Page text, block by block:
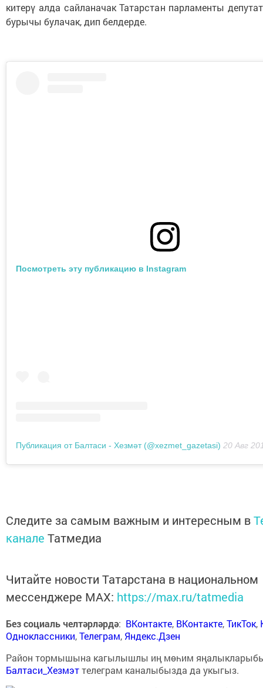
китерү алда сайланачак Татарстан парламенты
бурычы булачак, дип белдерде.
Посмотреть эту публикацию в Instagram
Публикация от Балтаси - Хезмәт (@xezmet_gazetasi) 20 Авг
Следите за самым важным и интересным в
канале Татмедиа
Читайте новости Татарстана в национальном
мессенджере MАХ: https://max.ru/tatmedia
Без социаль челтәрләрдә: ВКонтакте, ВКонтакте,ТикТок,
Одноклассники,Телеграм, Яндекс.Дзен
Район тормышына кагылышлы иң мөһим
Балтаси_Хезмэттелеграм каналыбызда да укыгыз.